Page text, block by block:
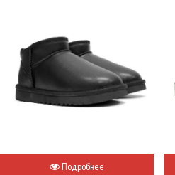
Подробнее